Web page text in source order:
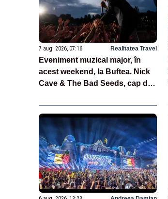
7 aug. 2026, 07:16 Realitatea Travel
Eveniment muzical major, în
acest weekend, la Buftea. Nick
Cave & The Bad Seeds, cap de